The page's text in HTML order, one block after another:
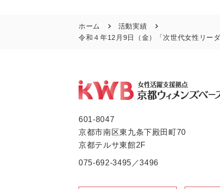
ホーム
活動実績
令和４年12月9日（金）「次世代女性リー
601-8047
京都市南区東九条下殿田町70
京都テルサ東館2F
075-692-3495／3496